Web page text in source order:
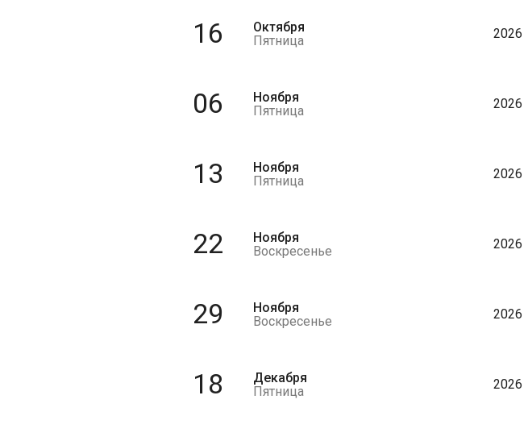
16
Октября
Пятница
2026
06
Ноября
Пятница
2026
13
Ноября
Пятница
2026
22
Ноября
Воскресенье
2026
29
Ноября
Воскресенье
2026
18
Декабря
Пятница
2026